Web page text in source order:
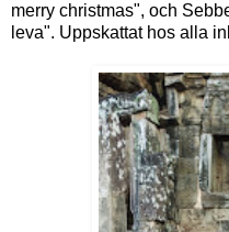
merry christmas", och
leva". Uppskattat hos alla